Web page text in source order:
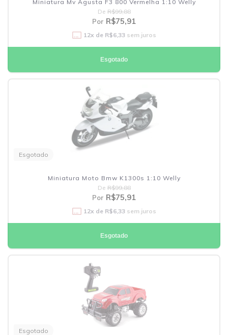
Miniatura Mv Agusta F3 800 Vermelha 1:10 Welly
De R$99,88
Por R$75,91
12x de R$6,33sem juros
Esgotado
Esgotado
Miniatura Moto Bmw K1300s 1:10 Welly
De R$99,88
Por R$75,91
12x de R$6,33sem juros
Esgotado
Esgotado